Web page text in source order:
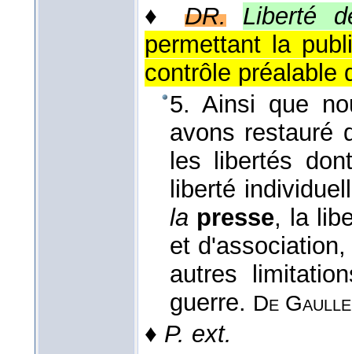
♦ DR.
Liberté
permettant la
contrôle préalable
5. Ainsi que
avons restauré
les libertés
liberté
la presse, la
et
autres
guerre. De
♦ P. ext.